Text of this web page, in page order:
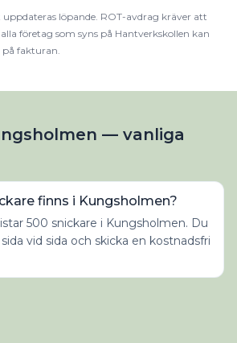
löpande. ROT-avdrag kräver att
företag som syns på Hantverkskollen kan
på fakturan.
— vanliga
finns i Kungsholmen?
500 snickare i Kungsholmen. Du
vid sida och skicka en kostnadsfri